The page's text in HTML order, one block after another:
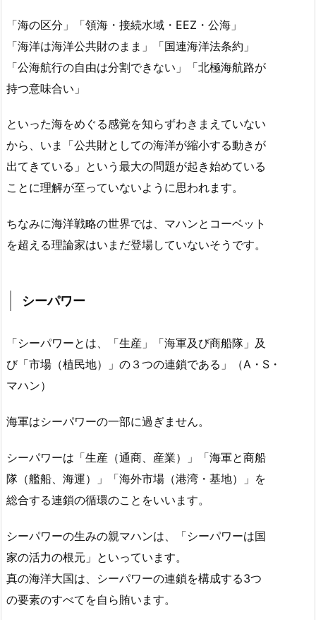
「海の区分」「領海・接続水域・EEZ・公海」
「海洋は海洋公共財のまま」「国連海洋法条約」
「公海航行の自由は分割できない」「北極海航路が
持つ意味合い」
といった海をめぐる感覚を知らずわきまえていない
から、いま「公共財としての海洋が縮小する動きが
出てきている」という最大の問題が起き始めている
ことに理解が至っていないように思われます。
ちなみに海洋戦略の世界では、マハンとコーベット
を超える理論家はいまだ登場していないそうです。
シーパワー
「シーパワーとは、「生産」「海軍及び商船隊」及
び「市場（植民地）」の３つの連鎖である」（A・S・
マハン）
海軍はシーパワーの一部に過ぎません。
シーパワーは「生産（通商、産業）」「海軍と商船
隊（艦船、海運）」「海外市場（港湾・基地）」を
総合する連鎖の循環のことをいいます。
シーパワーの生みの親マハンは、「シーパワーは国
家の活力の根元」といっています。
真の海洋大国は、シーパワーの連鎖を構成する3つ
の要素のすべてを自ら賄います。